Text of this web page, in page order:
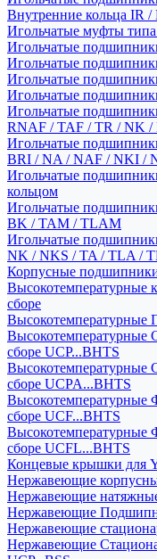
Внутренние кольца IR /
Игольчатые муфты
Игольчатые
Игольчатые
Игольчатые
Игольчатые
Игольчатые
RNAF / TAF / TR / NK /
Игольчатые
BRI / NA / NAF / NKI /
Игольчатые
кольцом
Игольчатые
BK / TAM / TLAM
Игольчатые
NK / NKS / TA / TLA /
Корпусные
Высокотемпературные
сборе
Высокотемпературные
Высокотемпературные
сборе UCP...BHTS
Высокотемпературные
сборе UCPA...BHTS
Высокотемпературные
сборе UCF...BHTS
Высокотемпературные
сборе UCFL...BHTS
Концевые крышки для
Нержавеющие
Нержавеющие
Нержавеющие
Нержавеющие
Нержавеющие